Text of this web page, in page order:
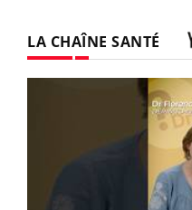
LA CHAÎNE SANTÉ